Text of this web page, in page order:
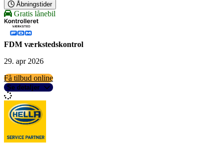
Åbningstider
Gratis lånebil
FDM værkstedskontrol
29. apr 2026
Få tilbud online
Se detaljer